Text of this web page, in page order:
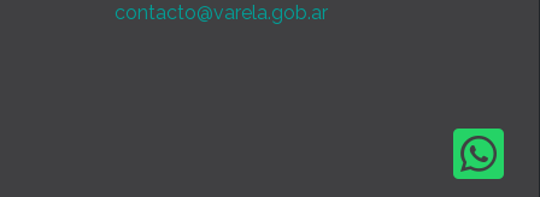
contacto@varela.gob.ar